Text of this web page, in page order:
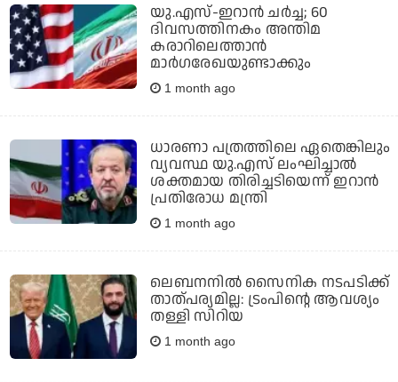
യു.എസ്-ഇറാന്‍ ചര്‍ച്ച; 60
ദിവസത്തിനകം അന്തിമ
കരാറിലെത്താന്‍
മാര്‍ഗരേഖയുണ്ടാക്കും
1 month ago
ധാരണാ പത്രത്തിലെ ഏതെങ്കിലും
വ്യവസ്ഥ യു.എസ് ലംഘിച്ചാല്‍
ശക്തമായ തിരിച്ചടിയെന്ന് ഇറാന്‍
പ്രതിരോധ മന്ത്രി
1 month ago
ലെബനനില്‍ സൈനിക നടപടിക്ക്
താത്പര്യമില്ല: ട്രംപിന്റെ ആവശ്യം
തള്ളി സിറിയ
1 month ago